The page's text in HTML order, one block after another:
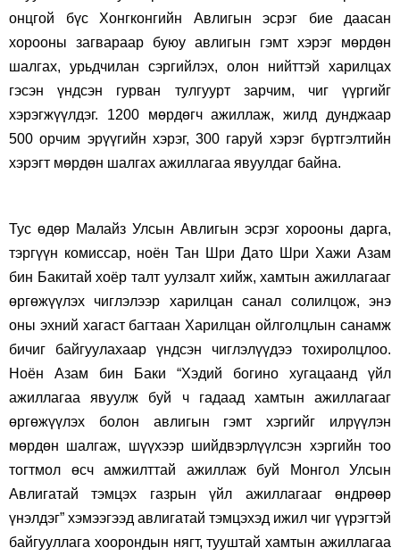
онцгой бүс Хонгконгийн Авлигын эсрэг бие даасан
хорооны загвараар буюу авлигын гэмт хэрэг мөрдөн
шалгах, урьдчилан сэргийлэх, олон нийттэй харилцах
гэсэн үндсэн гурван тулгуурт зарчим, чиг үүргийг
хэрэгжүүлдэг. 1200 мөрдөгч ажиллаж, жилд дунджаар
500 орчим эрүүгийн хэрэг, 300 гаруй хэрэг бүртгэлтийн
хэрэгт мөрдөн шалгах ажиллагаа явуулдаг байна.
Тус өдөр Малайз Улсын Авлигын эсрэг хорооны дарга,
тэргүүн комиссар, ноён Тан Шри Дато Шри Хажи Азам
бин Бакитай хоёр талт уулзалт хийж, хамтын ажиллагааг
өргөжүүлэх чиглэлээр харилцан санал солилцож, энэ
оны эхний хагаст багтаан Харилцан ойлголцлын санамж
бичиг байгуулахаар үндсэн чиглэлүүдээ тохиролцлоо.
Ноён Азам бин Баки “Хэдий богино хугацаанд үйл
ажиллагаа явуулж буй ч гадаад хамтын ажиллагааг
өргөжүүлэх болон авлигын гэмт хэргийг илрүүлэн
мөрдөн шалгаж, шүүхээр шийдвэрлүүлсэн хэргийн тоо
тогтмол өсч амжилттай ажиллаж буй Монгол Улсын
Авлигатай тэмцэх газрын үйл ажиллагааг өндрөөр
үнэлдэг” хэмээгээд авлигатай тэмцэхэд ижил чиг үүрэгтэй
байгууллага хоорондын нягт, тууштай хамтын ажиллагаа